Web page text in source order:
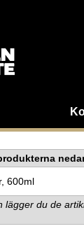
600ml
lägger du de